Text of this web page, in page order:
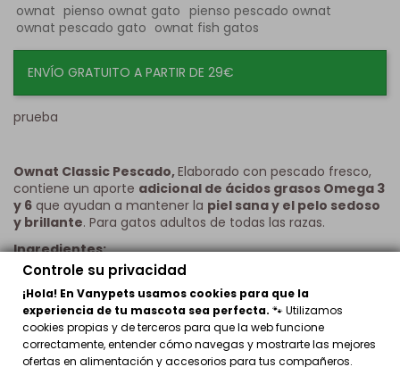
ownat pienso ownat gato pienso pescado ownat
ownat pescado gato ownat fish gatos
ENVÍO GRATUITO A PARTIR DE 29€
prueba
Ownat Classic Pescado,Elaborado con pescado fresco,
contiene un aporte adicional de ácidos grasos Omega 3
y 6 que ayudan a mantener la piel sana y el pelo sedoso
y brillante. Para gatos adultos de todas las razas.
Ingredientes:
Carnes deshidratadas 22%, pescado 15% (pescado fresco*
10% antes de la extrusión, pescado deshidratado 5%), trigo
integral* (15%), grasa de pollo, cebada integral* (9%), maíz
integral* (9%), arroz integral* (6%), guisantes enteros*
(3%), proteína de maíz, levadura de cerveza* (2%),
proteína hidrolizada de pollo, manzana* (1%), aceite de
Controle su privacidad
¡Hola! En Vanypets usamos cookies para que la
experiencia de tu mascota sea perfecta. 🐾 Utilizamos
cookies propias y de terceros para que la web funcione
correctamente, entender cómo navegas y mostrarte las mejores
ofertas en alimentación y accesorios para tus compañeros.